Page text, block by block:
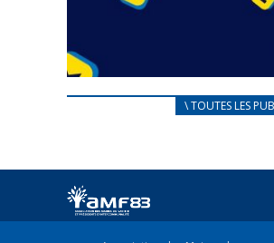
CARNET D’ACCUEIL
Afin d’accompagner au mieux les
FEUILLETER
\ TOUTES LES